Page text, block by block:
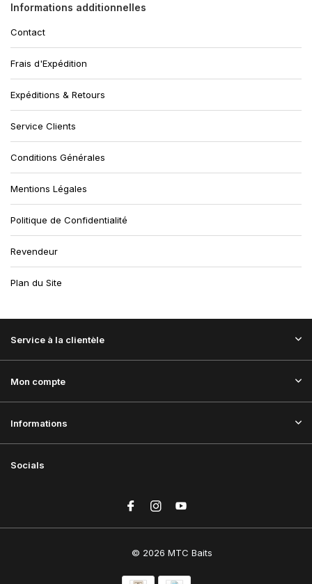
Informations additionnelles
Contact
Frais d'Expédition
Expéditions & Retours
Service Clients
Conditions Générales
Mentions Légales
Politique de Confidentialité
Revendeur
Plan du Site
Service à la clientèle
Mon compte
Informations
Socials
© 2026 MTC Baits